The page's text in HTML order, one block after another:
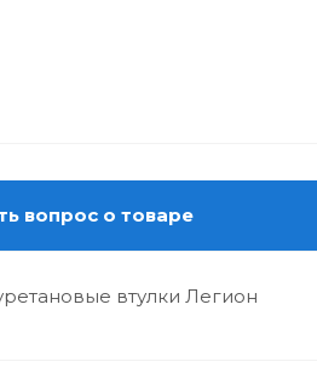
вопрос о товаре
втулки Легион